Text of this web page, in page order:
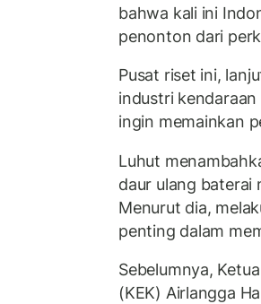
bahwa kali ini
penonton dari
Pusat riset ini,
industri kendaraan
ingin memainkan
Luhut
daur ulang baterai
Menurut dia,
penting dalam
Sebelumnya,
(KEK) Airlangga